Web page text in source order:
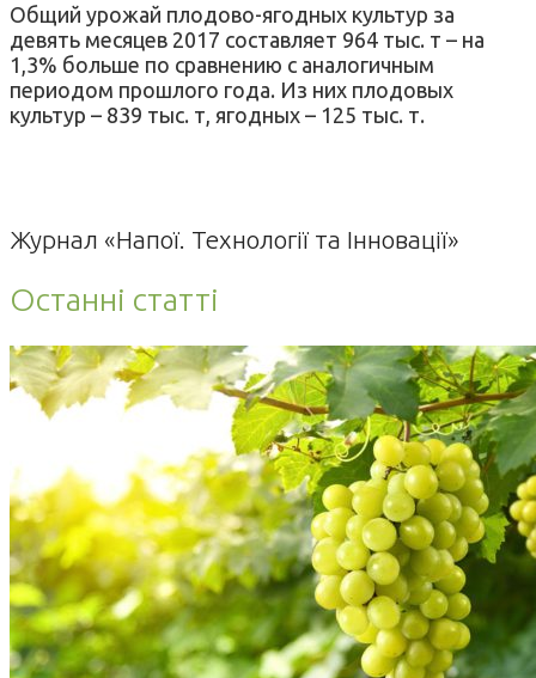
Общий урожай плодово-ягодных культур за
девять месяцев 2017 составляет 964 тыс. т – на
1,3% больше по сравнению с аналогичным
периодом прошлого года. Из них плодовых
культур – 839 тыс. т, ягодных – 125 тыс. т.
Журнал «Напої. Технології та Інновації»
Останні статті